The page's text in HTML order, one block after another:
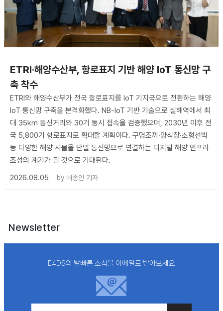
ETRI·해양수산부, 항로표지 기반 해양 IoT 통신망 구
축 착수
ETRI와 해양수산부가 전국 항로표지를 IoT 기지국으로 전환하는 해양
IoT 통신망 구축을 본격화했다. NB-IoT 기반 기술으로 실해역에서 최
대 35km 통신거리와 30기 동시 접속을 검증했으며, 2030년 이후 전
국 5,800기 항로표지로 확대할 계획이다. 구명조끼·양식장·소형선박
등 다양한 해양 사물을 단일 통신망으로 연결하는 디지털 해양 인프라
조성의 계기가 될 것으로 기대된다.
2026.08.05
by 배종인 기자
Newsletter
E4DS의 발빠른 소식을 이메일로 받아보세요